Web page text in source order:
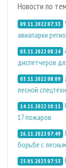
Новости по
09.11.2022 07:33
авиапарки
03.11.2022 08:24
диспетчеров
03.11.2022 08:09
лесной
14.11.2022 10:11
17 пожаров
16.11.2022 07:49
борьбе с
25.05.2023 07:53